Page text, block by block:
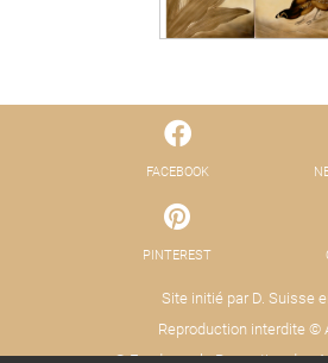
FACEBOOK
PINTEREST
Site initié par D. Suisse
Reproduction interdite ©